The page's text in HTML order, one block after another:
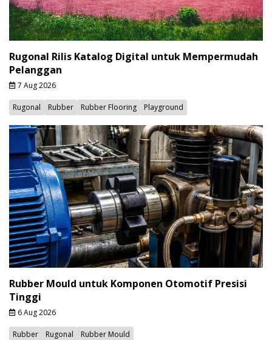
Rugonal Rilis Katalog Digital untuk Mempermudah
Pelanggan
7 Aug 2026
Rugonal Rubber Rubber Flooring Playground
Rubber Mould untuk Komponen Otomotif Presisi
Tinggi
6 Aug 2026
Rubber Rugonal Rubber Mould